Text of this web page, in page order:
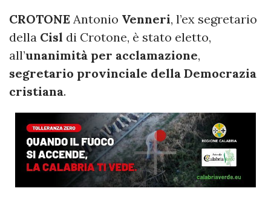
CROTONE Antonio Venneri, l’ex segretario
della Cisl di Crotone, è stato eletto,
all’unanimità per acclamazione,
segretario provinciale della Democrazia
cristiana.